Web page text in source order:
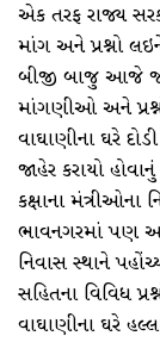
એક તરફ રાજ્ય
માંગ અને પ્રશ્નો
બીજી બાજુ આજે
માંગણીઓ અને
વાઘાણીના ઘરે
જાહેર કરાયો
કક્ષાના
ભાવનગરમાં પણ
નિવાસ સ્થાને
સહિતના વિવિધ
વાઘાણીના ઘરે